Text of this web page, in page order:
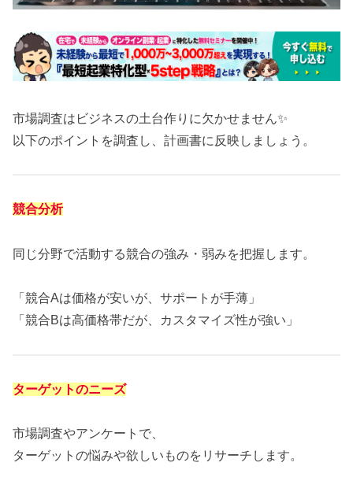
市場調査はビジネスの土台作りに欠かせません✨
以下のポイントを調査し、計画書に反映しましょう。
競合分析
同じ分野で活動する競合の強み・弱みを把握します。
「競合Aは価格が安いが、サポートが手薄」
「競合Bは高価格帯だが、カスタマイズ性が強い」
ターゲットのニーズ
市場調査やアンケートで、
ターゲットの悩みや欲しいものをリサーチします。